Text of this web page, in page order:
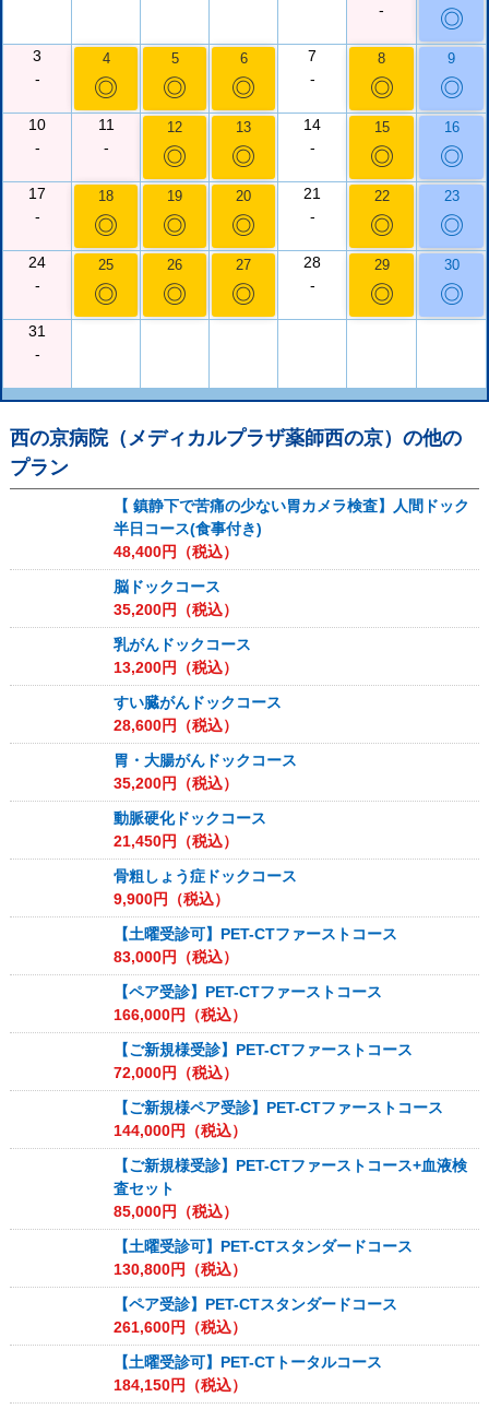
-
◎
3
-
4
◎
5
◎
6
◎
7
-
8
◎
9
◎
10
-
11
-
12
◎
13
◎
14
-
15
◎
16
◎
17
-
18
◎
19
◎
20
◎
21
-
22
◎
23
◎
24
-
25
◎
26
◎
27
◎
28
-
29
◎
30
◎
31
-
西の京病院（メディカルプラザ薬師西の京） の他の
プラン
【 鎮静下で苦痛の少ない胃カメラ検査】人間ドック
半日コース(食事付き)
48,400円（税込）
脳ドックコース
35,200円（税込）
乳がんドックコース
13,200円（税込）
すい臓がんドックコース
28,600円（税込）
胃・大腸がんドックコース
35,200円（税込）
動脈硬化ドックコース
21,450円（税込）
骨粗しょう症ドックコース
9,900円（税込）
【土曜受診可】PET-CTファーストコース
83,000円（税込）
【ペア受診】PET-CTファーストコース
166,000円（税込）
【ご新規様受診】PET-CTファーストコース
72,000円（税込）
【ご新規様ペア受診】PET-CTファーストコース
144,000円（税込）
【ご新規様受診】PET-CTファーストコース+血液検
査セット
85,000円（税込）
【土曜受診可】PET-CTスタンダードコース
130,800円（税込）
【ペア受診】PET-CTスタンダードコース
261,600円（税込）
【土曜受診可】PET-CTトータルコース
184,150円（税込）